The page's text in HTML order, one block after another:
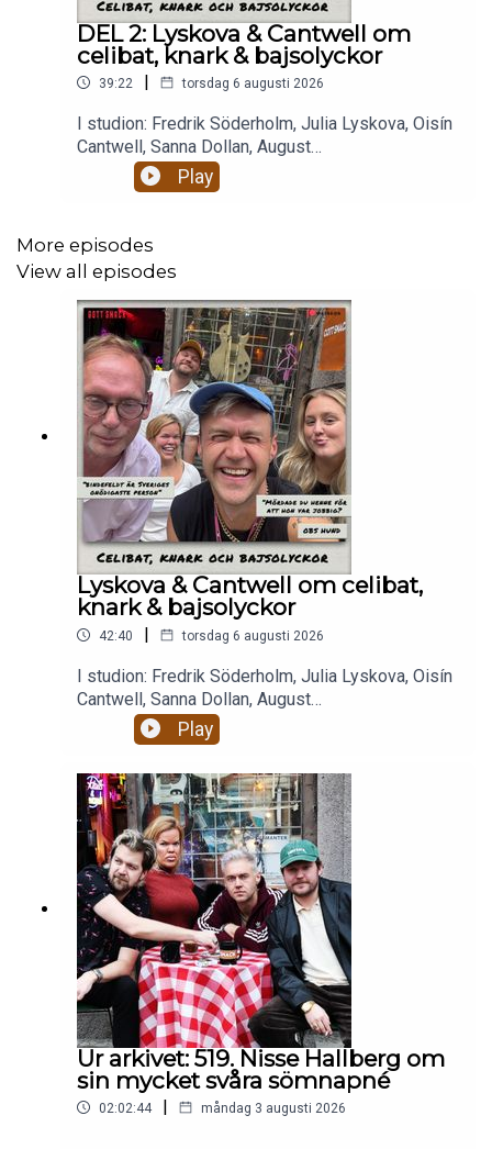
DEL 2: Lyskova & Cantwell om
celibat, knark & bajsolyckor
39:22 | torsdag 6 augusti 2026
I studion: Fredrik Söderholm, Julia Lyskova, Oisín
Cantwell, Sanna Dollan, August
BohlinBajsolyckor. Livets största smärtor.Alkohol,
droger och RISKbruk.Celibat och berakups.Nästan
alla blir och ju mer dement kantarell
blir.Enjoy! Stötta oss på patreon.com/gottsnack
och få HELA avsnittet!
Play
More episodes
View all episodes
Lyskova & Cantwell om celibat,
knark & bajsolyckor
42:40 | torsdag 6 augusti 2026
I studion: Fredrik Söderholm, Julia Lyskova, Oisín
Cantwell, Sanna Dollan, August
BohlinBajsolyckor. Livets största smärtor.Alkohol,
droger och RISKbruk.Celibat och berakups.Nästan
alla blir och ju mer dement kantarell
blir.Enjoy! Stötta oss på patreon.com/gottsnack
och få HELA avsnittet!
Play
Ur arkivet: 519. Nisse Hallberg om
sin mycket svåra sömnapné
02:02:44 | måndag 3 augusti 2026